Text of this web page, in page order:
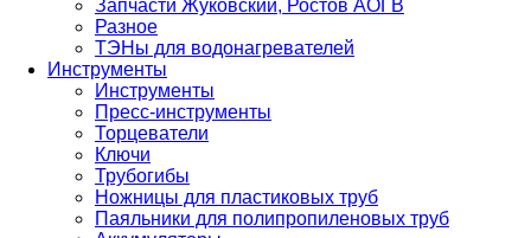
Запчасти Жуковский, Ростов АОГВ
Разное
ТЭНы для водонагревателей
Инструменты
Инструменты
Пресс-инструменты
Торцеватели
Ключи
Трубогибы
Ножницы для пластиковых труб
Паяльники для полипропиленовых труб